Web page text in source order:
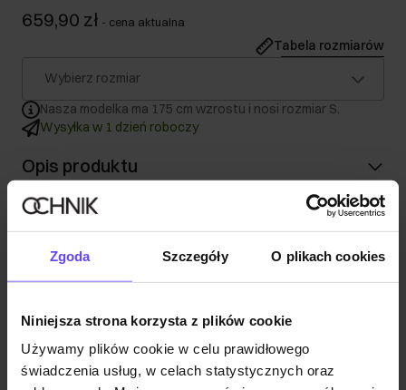
Zgoda Szczegóły O plikach cookies
Niniejsza strona korzysta z plików cookie
Używamy plików cookie w celu prawidłowego
świadczenia usług, w celach statystycznych oraz
659,90 zł - cena aktualna
Tabela rozmiarów
Wybierz rozmiar
Nasza modelka ma 175 cm wzrostu i nosi rozmiar S.
Wysyłka w 1 dzień roboczy
Opis produktu
Skład
Opinie